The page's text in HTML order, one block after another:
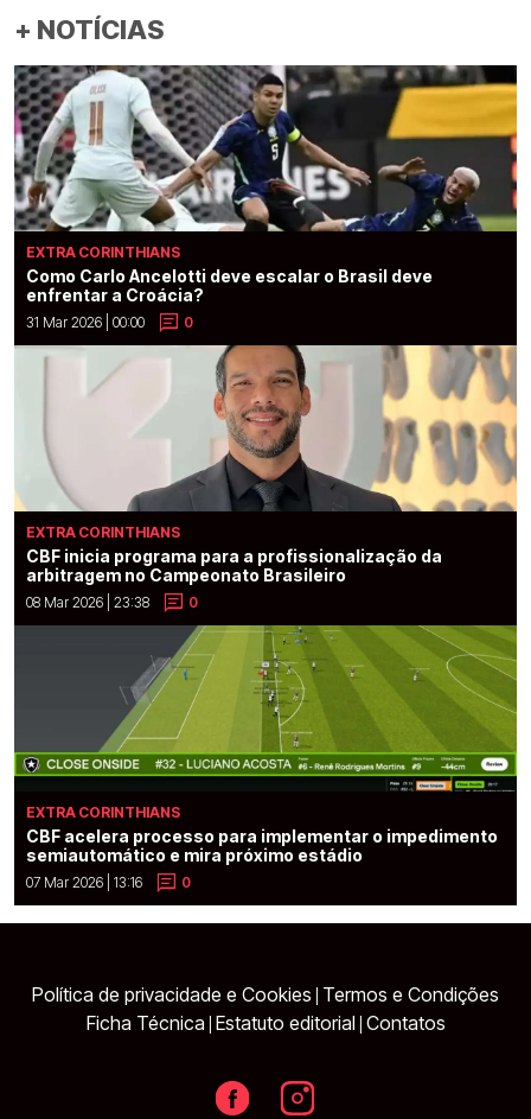
+ NOTÍCIAS
EXTRA CORINTHIANS
Como Carlo Ancelotti deve escalar o Brasil deve
enfrentar a Croácia?
31 Mar 2026 | 00:00 0
EXTRA CORINTHIANS
CBF inicia programa para a profissionalização da
arbitragem no Campeonato Brasileiro
08 Mar 2026 | 23:38 0
EXTRA CORINTHIANS
CBF acelera processo para implementar o impedimento
semiautomático e mira próximo estádio
07 Mar 2026 | 13:16 0
Política de privacidade e Cookies Termos e Condições
Ficha Técnica Estatuto editorial Contatos